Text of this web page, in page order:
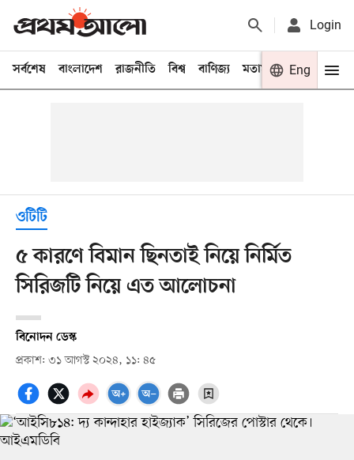
Login
সর্বশেষ বাংলাদেশ রাজনীতি বিশ্ব বাণিজ্য মতামত খেলা
Eng
ওটিটি
৫ কারণে বিমান ছিনতাই নিয়ে নির্মিত
সিরিজটি নিয়ে এত আলোচনা
বিনোদন ডেস্ক
প্রকাশ: ৩১ আগস্ট ২০২৪, ১১: ৪৫